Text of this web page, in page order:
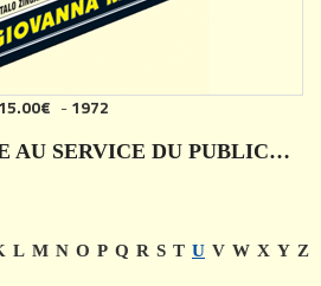
15.00€ -1972
AU SERVICE DU PUBLIC…
L M N O P Q R S T U V W X Y Z